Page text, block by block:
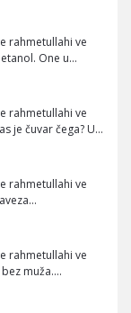
rahmetullahi ve
One u…
rahmetullahi ve
je čuvar čega? U…
rahmetullahi ve
rahmetullahi ve
muža.…